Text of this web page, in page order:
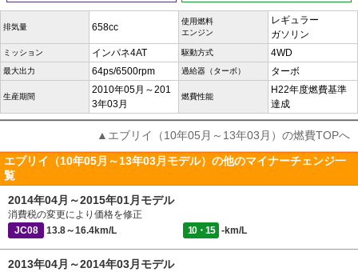
排気量 658cc
使用燃料
エンジン
レギュラー
ガソリン
ミッション インパネ4AT 駆動方式 4WD
最大出力 64ps/6500rpm 過給器（ターボ） ターボ
生産期間
2010年05月～201
3年03月
燃費性能
H22年度燃費基準
達成
▲エブリイ（10年05月～13年03月）の燃費TOPへ
エブリイ（10年05月～13年03月モデル）の他のマイナーチェンジ一
覧
2014年04月～2015年01月モデル
消費税の変更により価格を修正
JC08
13.8～16.4km/L 10・15 -km/L
2013年04月～2014年03月モデル